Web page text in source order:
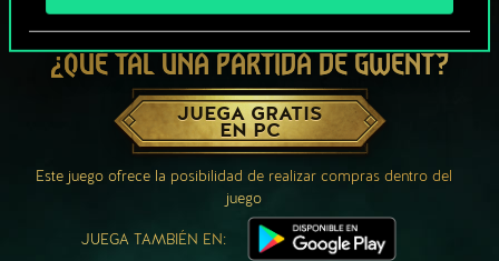
¿QUÉ TAL UNA PARTIDA DE GWENT?
JUEGA GRATIS
EN PC
Este juego ofrece la posibilidad de realizar compras dentro del
juego
JUEGA TAMBIÉN EN: